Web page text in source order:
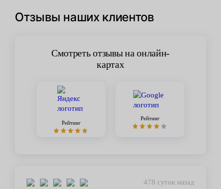
Отзывы наших клиентов
Смотреть отзывы на онлайн-
картах
Рейтинг
Рейтинг
449 суток назад